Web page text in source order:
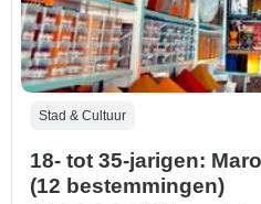
Stad & Cultuur
18- tot 35-jarigen:
(12 bestemmingen)